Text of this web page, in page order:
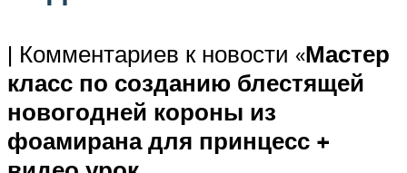
| Комментариев к новости «Мастер
класс по созданию блестящей
новогодней короны из
фоамирана для принцесс +